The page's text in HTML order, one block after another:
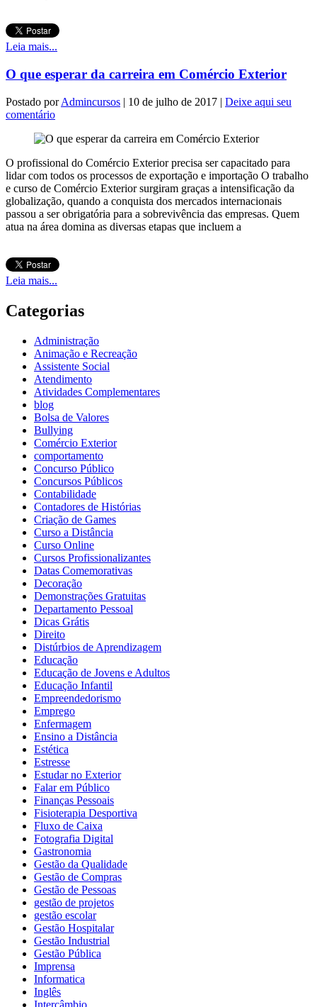
Leia mais...
O que esperar da carreira em Comércio Exterior
Postado por Admincursos | 10 de julho de 2017 | Deixe aqui seu
comentário
O profissional do Comércio Exterior precisa ser capacitado para
lidar com todos os processos de exportação e importação O trabalho
e curso de Comércio Exterior surgiram graças a intensificação da
globalização, quando a conquista dos mercados internacionais
passou a ser obrigatória para a sobrevivência das empresas. Quem
atua na área domina as diversas etapas que incluem a
Leia mais...
Categorias
Administração
Animação e Recreação
Assistente Social
Atendimento
Atividades Complementares
blog
Bolsa de Valores
Bullying
Comércio Exterior
comportamento
Concurso Público
Concursos Públicos
Contabilidade
Contadores de Histórias
Criação de Games
Curso a Distância
Curso Online
Cursos Profissionalizantes
Datas Comemorativas
Decoração
Demonstrações Gratuitas
Departamento Pessoal
Dicas Grátis
Direito
Distúrbios de Aprendizagem
Educação
Educação de Jovens e Adultos
Educação Infantil
Empreendedorismo
Emprego
Enfermagem
Ensino a Distância
Estética
Estresse
Estudar no Exterior
Falar em Público
Finanças Pessoais
Fisioterapia Desportiva
Fluxo de Caixa
Fotografia Digital
Gastronomia
Gestão da Qualidade
Gestão de Compras
Gestão de Pessoas
gestão de projetos
gestão escolar
Gestão Hospitalar
Gestão Industrial
Gestão Pública
Imprensa
Informatica
Inglês
Intercâmbio